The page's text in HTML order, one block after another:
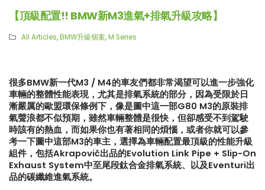
【頂級配置!! BMW新M3進氣+排氣升級攻略】
All Articles,BMW升級個案,M Series
很多BMW新一代M3 / M4的車友們都非常渴望可以進一步強化
車輛的整體性能表現，尤其是排氣系統的部分，因為受限於日
漸嚴厲的歐盟環保條例下，像是圖中這一部G80 M3的原裝排
氣聲浪都不似預期，雖然車輛整體是很快，但卻感受不到駕駛
時該有的熱血，而如果你也有著相同的煩惱，或者你就可以參
考一下圖中這部M3的車主，選擇為車輛配置最頂級的性能升級
組件，包括Akrapovič出品的Evolution Link Pipe + Slip-On
Exhaust System中至尾段鈦合金排氣系統、以及Eventuri出
品的碳纖維進氣系統。